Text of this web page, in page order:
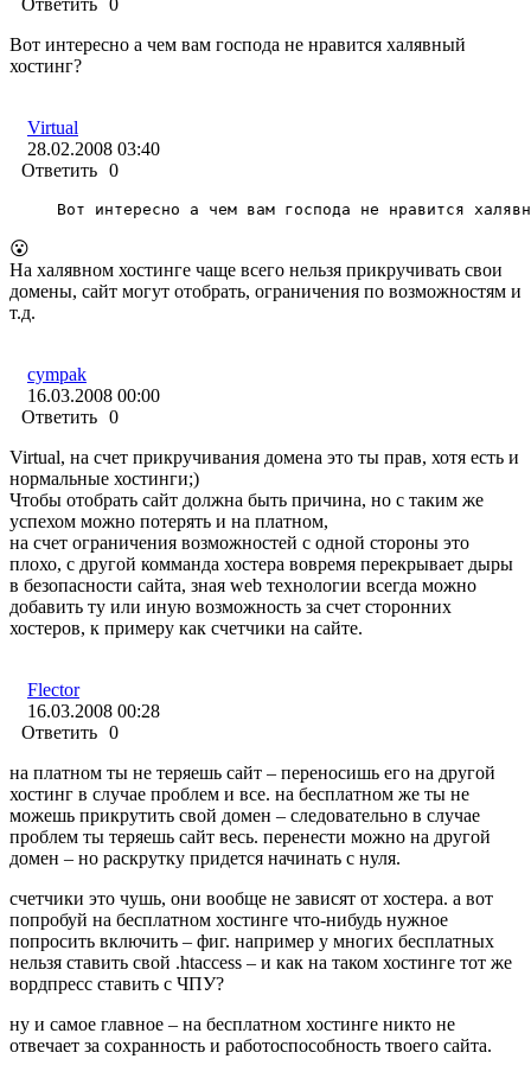
Ответить 0
Вот интересно а чем вам господа не нравится халявный
хостинг?
Virtual
28.02.2008 03:40
Ответить 0
Вот интересно а чем вам господа не нравится
😮
На халявном хостинге чаще всего нельзя прикручивать свои
домены, сайт могут отобрать, ограничения по возможностям и
т.д.
cympak
16.03.2008 00:00
Ответить 0
Virtual, на счет прикручивания домена это ты прав, хотя есть и
нормальные хостинги;)
Чтобы отобрать сайт должна быть причина, но с таким же
успехом можно потерять и на платном,
на счет ограничения возможностей с одной стороны это
плохо, с другой комманда хостера вовремя перекрывает дыры
в безопасности сайта, зная web технологии всегда можно
добавить ту или иную возможность за счет сторонних
хостеров, к примеру как счетчики на сайте.
Flector
16.03.2008 00:28
Ответить 0
на платном ты не теряешь сайт – переносишь его на другой
хостинг в случае проблем и все. на бесплатном же ты не
можешь прикрутить свой домен – следовательно в случае
проблем ты теряешь сайт весь. перенести можно на другой
домен – но раскрутку придется начинать с нуля.
счетчики это чушь, они вообще не зависят от хостера. а вот
попробуй на бесплатном хостинге что-нибудь нужное
попросить включить – фиг. например у многих бесплатных
нельзя ставить свой .htaccess – и как на таком хостинге тот же
вордпресс ставить с ЧПУ?
ну и самое главное – на бесплатном хостинге никто не
отвечает за сохранность и работоспособность твоего сайта.